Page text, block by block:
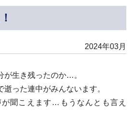
2024年03月
が生き残ったのか…。
った連中がみんないます。
聞こえます…もうなんとも言え